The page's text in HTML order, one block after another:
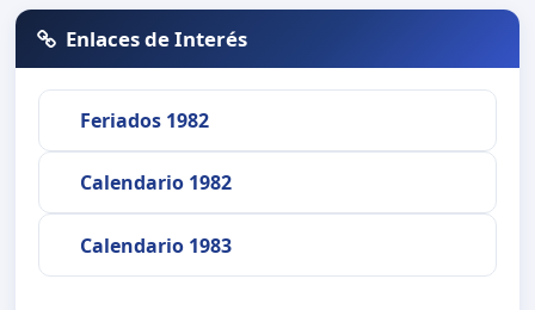
Enlaces de Interés
Feriados 1982
Calendario 1982
Calendario 1983